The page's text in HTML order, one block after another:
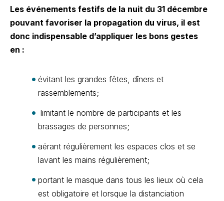
Les événements festifs de la nuit du 31 décembre
pouvant favoriser la propagation du virus, il est
donc indispensable d’appliquer les bons gestes
en :
évitant les grandes fêtes, dîners et
rassemblements;
limitant le nombre de participants et les
brassages de personnes;
aérant régulièrement les espaces clos et se
lavant les mains régulièrement;
portant le masque dans tous les lieux où cela
est obligatoire et lorsque la distanciation